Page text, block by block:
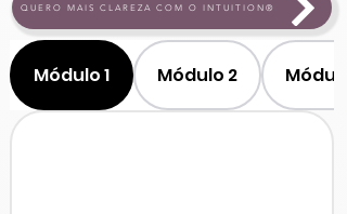
QUERO MAIS CLAREZA COM O INTUITION®
Módulo 1 Módulo 2 Módulo